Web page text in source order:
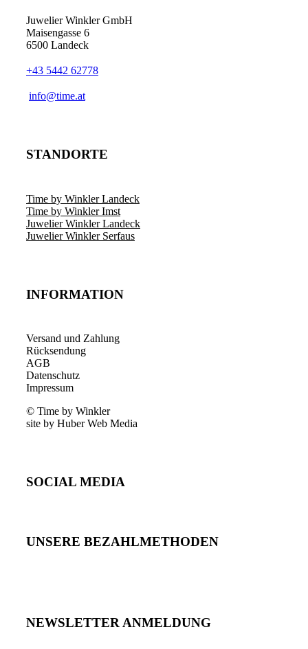
Juwelier Winkler GmbH
Maisengasse 6
6500 Landeck
+43 5442 62778
info@time.at
STANDORTE
Time by Winkler Landeck
Time by Winkler Imst
Juwelier Winkler Landeck
Juwelier Winkler Serfaus
INFORMATION
Versand und Zahlung
Rücksendung
AGB
Datenschutz
Impressum
© Time by Winkler
site by Huber Web Media
SOCIAL MEDIA
UNSERE BEZAHLMETHODEN
NEWSLETTER ANMELDUNG